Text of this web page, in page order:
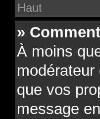
Haut
»
À moins
que vos
message